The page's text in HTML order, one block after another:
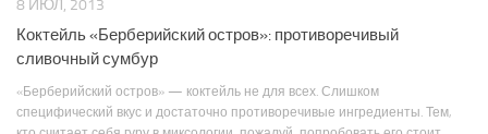
8 ИЮЛ, 2013
Коктейль «Берберийский остров»: противоречивый
сливочный сумбур
«Берберийский остров» — коктейль не для всех. Слишком
специфический вкус и достаточно противоречивые ингредиенты. Тем,